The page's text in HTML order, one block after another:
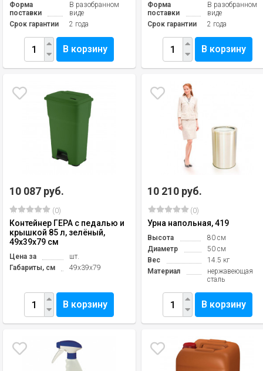
Форма
поставки
В разобранном
виде
Срок гарантии
2 года
В корзину
Форма
поставки
В разобранном
виде
Срок гарантии
2 года
В корзину
10 087 руб.
(0)
Контейнер ГЕРА с педалью и
крышкой 85 л, зелёный,
49х39х79 см
Цена за
шт.
Габариты, см
49х39х79
В корзину
10 210 руб.
(0)
Урна напольная, 419
Высота
80 см
Диаметр
50 см
Вес
14.5 кг
Материал
нержавеющая
сталь
В корзину